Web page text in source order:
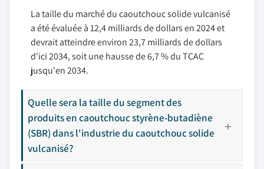
La taille du marché du caoutchouc solide vulcanisé
a été évaluée à 12,4 milliards de dollars en 2024 et
devrait atteindre environ 23,7 milliards de dollars
d'ici 2034, soit une hausse de 6,7 % du TCAC
jusqu'en 2034.
Quelle sera la taille du segment des
produits en caoutchouc styrène-butadiène
(SBR) dans l'industrie du caoutchouc solide
vulcanisé?